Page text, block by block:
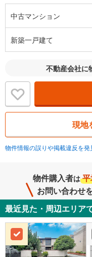
中古マンション
新築一戸建て
不動産会社に
現地
物件情報の誤りや掲載違反を発
物件購入者は
お問い合わせ
最近見た・周辺エリア